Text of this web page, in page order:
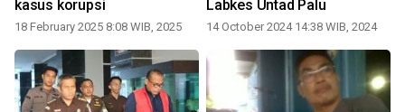
kasus korupsi
18 February 2025 8:08 WIB, 2025
Labkes Untad Palu
14 October 2024 14:38 WIB, 2024